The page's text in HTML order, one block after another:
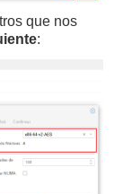
que nos
: